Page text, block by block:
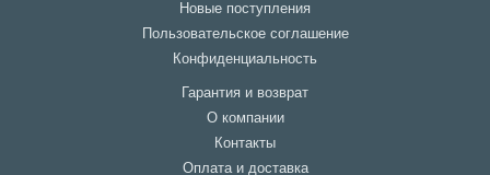
Новые поступления
Пользовательское соглашение
Конфиденциальность
Гарантия и возврат
О компании
Контакты
Оплата и доставка